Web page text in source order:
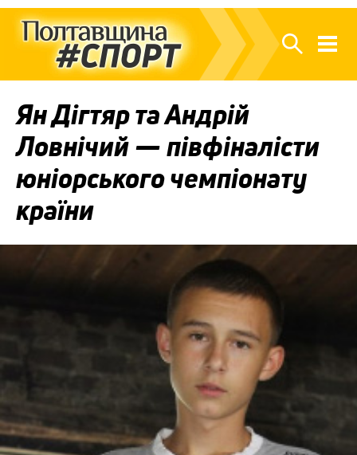
Ян Дігтяр та Андрій
Ловнічий — півфіналісти
юніорського чемпіонату
країни